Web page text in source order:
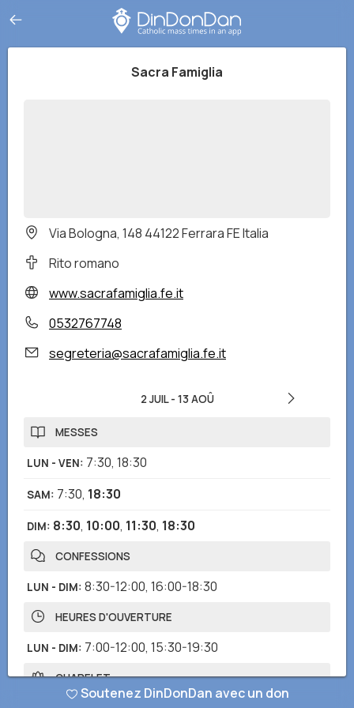
Sacra Famiglia
Via Bologna, 148 44122 Ferrara FE Italia
Rito romano
www.sacrafamiglia.fe.it
0532767748
segreteria@sacrafamiglia.fe.it
2 JUIL- 13 AOÛ
MESSES
LUN - VEN: 7:30, 18:30
SAM: 7:30, 18:30
DIM: 8:30, 10:00, 11:30, 18:30
CONFESSIONS
LUN - DIM: 8:30-12:00, 16:00-18:30
HEURES D'OUVERTURE
LUN - DIM: 7:00-12:00, 15:30-19:30
CHAPELET
Soutenez DinDonDan avec un don